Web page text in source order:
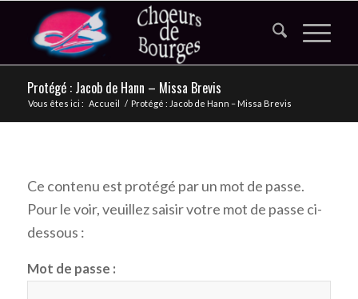
Protégé : Jacob de Hann – Missa Brevis
Vous êtes ici : Accueil / Protégé : Jacob de Hann – Missa Brevis
Ce contenu est protégé par un mot de passe.
Pour le voir, veuillez saisir votre mot de passe ci-
dessous :
Mot de passe :